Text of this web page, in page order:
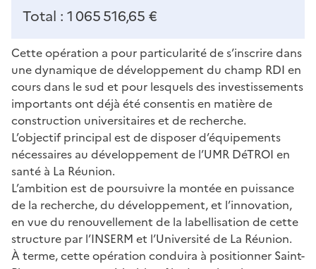
Total : 1 065 516,65 €
Cette opération a pour particularité de s’inscrire dans
une dynamique de développement du champ RDI en
cours dans le sud et pour lesquels des investissements
importants ont déjà été consentis en matière de
construction universitaires et de recherche.
L’objectif principal est de disposer d’équipements
nécessaires au développement de l’UMR DéTROI en
santé à La Réunion.
L’ambition est de poursuivre la montée en puissance
de la recherche, du développement, et l’innovation,
en vue du renouvellement de la labellisation de cette
structure par l’INSERM et l’Université de La Réunion.
À terme, cette opération conduira à positionner Saint-